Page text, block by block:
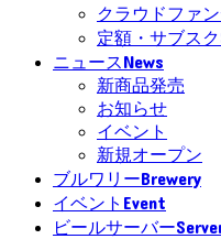
クラウドファ
定額・サブスク
ニュースNews
新商品発売
お知らせ
イベント
新規オープン
ブルワリーBrewery
イベント Event
ビールサーバー